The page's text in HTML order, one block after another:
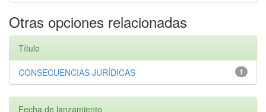
Otras opciones relacionadas
Título
1
CONSECUENCIAS JURÍDICAS
Fecha de lanzamiento